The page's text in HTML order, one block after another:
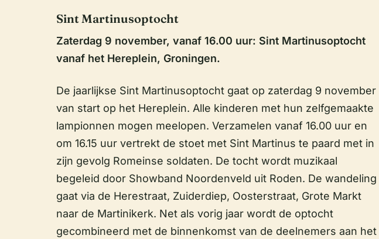
Sint Martinusoptocht
Zaterdag 9 november, vanaf 16.00 uur: Sint Martinusoptocht
vanaf het Hereplein, Groningen.
De jaarlijkse Sint Martinusoptocht gaat op zaterdag 9 november
van start op het Hereplein. Alle kinderen met hun zelfgemaakte
lampionnen mogen meelopen. Verzamelen vanaf 16.00 uur en
om 16.15 uur vertrekt de stoet met Sint Martinus te paard met in
zijn gevolg Romeinse soldaten. De tocht wordt muzikaal
begeleid door Showband Noordenveld uit Roden. De wandeling
gaat via de Herestraat, Zuiderdiep, Oosterstraat, Grote Markt
naar de Martinikerk. Net als vorig jaar wordt de optocht
gecombineerd met de binnenkomst van de deelnemers aan het